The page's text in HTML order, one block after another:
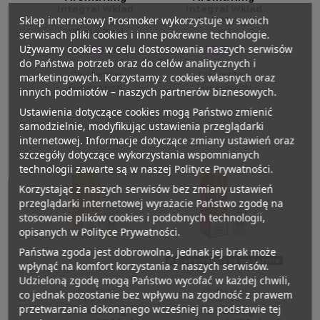
Lemon Lime
20 mg 2 ml
18,00 zł
Dla klientów
biznesowych
Mint 20 mg 2
ml
18,00 zł
Dla klientów
biznesowych
AROMA KING
INTEGRAL
Aroma King
Brak produktu na magazynie
AROMA KING
INTEGRAL
Aroma King
Sklep internetowy Prosmoker wykorzystuje w swoich
serwisach pliki cookies i inne pokrewne technologie.
Używamy cookies w celu dostosowania naszych serwisów
do Państwa potrzeb oraz do celów analitycznych i
marketingowych. Korzystamy z cookies własnych oraz
innych podmiotów – naszych partnerów biznesowych.
Ustawienia dotyczące cookies mogą Państwo zmienić
samodzielnie, modyfikując ustawienia przeglądarki
internetowej. Informacje dotyczące zmiany ustawień oraz
szczegóły dotyczące wykorzystania wspomnianych
technologii zawarte są w naszej Polityce Prywatności.
Korzystając z naszych serwisów bez zmiany ustawień
przeglądarki internetowej wyrażacie Państwo zgodę na
stosowanie plików cookies i podobnych technologii,
opisanych w Polityce Prywatności.
Państwa zgoda jest dobrowolna, jednak jej brak może
wpłynąć na komfort korzystania z naszych serwisów.
Udzieloną zgodę mogą Państwo wycofać w każdej chwili,
co jednak pozostanie bez wpływu na zgodność z prawem
przetwarzania dokonanego wcześniej na podstawie tej